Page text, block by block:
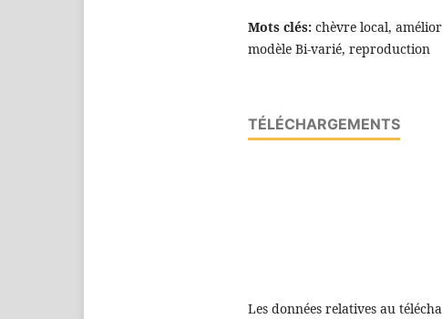
Mots clés: chèvre local,
modèle Bi-varié, reproduction
TÉLÉCHARGEMENTS
Les données relatives au